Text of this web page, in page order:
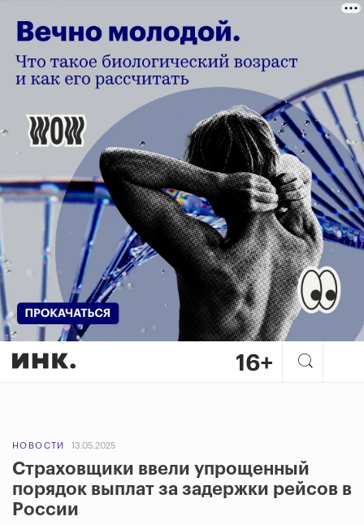
НОВОСТИ 13.05.2025
Страховщики ввели упрощенный
порядок выплат за задержки рейсов в
России